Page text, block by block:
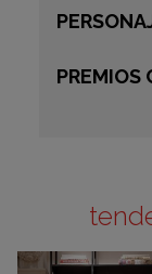
PREMIOS